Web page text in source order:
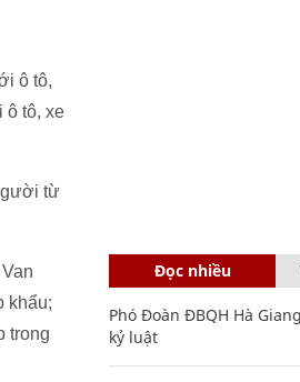
ô tô,
ô tô, xe
từ
khẩu;
trong
Đọc nhiều
Phó Đoàn ĐBQH Hà
kỷ luật